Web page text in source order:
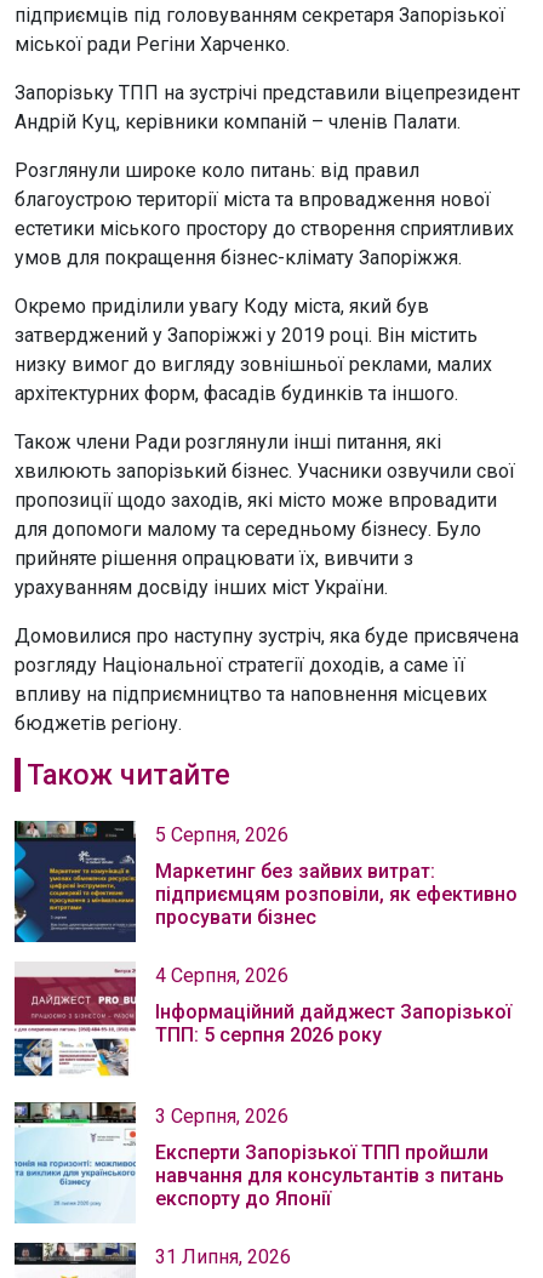
підприємців під головуванням секретаря Запорізької
міської ради Регіни Харченко.
Запорізьку ТПП на зустрічі представили віцепрезидент
Андрій Куц, керівники компаній – членів Палати.
Розглянули широке коло питань: від правил
благоустрою території міста та впровадження нової
естетики міського простору до створення сприятливих
умов для покращення бізнес-клімату Запоріжжя.
Окремо приділили увагу Коду міста, який був
затверджений у Запоріжжі у 2019 році. Він містить
низку вимог до вигляду зовнішньої реклами, малих
архітектурних форм, фасадів будинків та іншого.
Також члени Ради розглянули інші питання, які
хвилюють запорізький бізнес. Учасники озвучили свої
пропозиції щодо заходів, які місто може впровадити
для допомоги малому та середньому бізнесу. Було
прийняте рішення опрацювати їх, вивчити з
урахуванням досвіду інших міст України.
Домовилися про наступну зустріч, яка буде присвячена
розгляду Національної стратегії доходів, а саме її
впливу на підприємництво та наповнення місцевих
бюджетів регіону.
Також читайте
5 Серпня, 2026
Маркетинг без зайвих витрат:
підприємцям розповіли, як ефективно
просувати бізнес
4 Серпня, 2026
Інформаційний дайджест Запорізької
ТПП: 5 серпня 2026 року
3 Серпня, 2026
Експерти Запорізької ТПП пройшли
навчання для консультантів з питань
експорту до Японії
31 Липня, 2026